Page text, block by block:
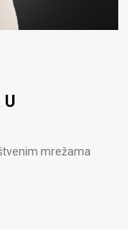
mrežama